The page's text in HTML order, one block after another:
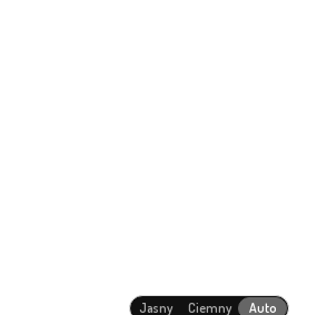
Jasny Ciemny Auto